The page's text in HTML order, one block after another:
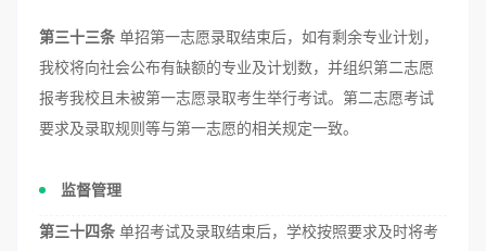
第三十三条 单招第一志愿录取结束后，如有剩余专业计划，
我校将向社会公布有缺额的专业及计划数，并组织第二志愿
报考我校且未被第一志愿录取考生举行考试。第二志愿考试
要求及录取规则等与第一志愿的相关规定一致。
监督管理
第三十四条 单招考试及录取结束后，学校按照要求及时将考